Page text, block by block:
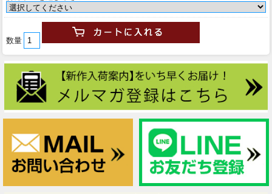
数量